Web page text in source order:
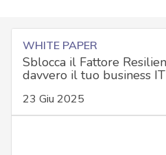
WHITE PAPER
Sblocca il Fattore
davvero il tuo business IT
23 Giu 2025